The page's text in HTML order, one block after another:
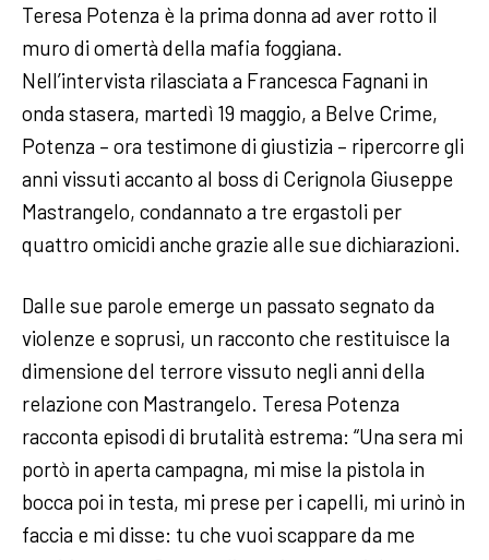
Teresa Potenza è la prima donna ad aver rotto il
muro di omertà della mafia foggiana.
Nell’intervista rilasciata a Francesca Fagnani in
onda stasera, martedì 19 maggio, a Belve Crime,
Potenza – ora testimone di giustizia – ripercorre gli
anni vissuti accanto al boss di Cerignola Giuseppe
Mastrangelo, condannato a tre ergastoli per
quattro omicidi anche grazie alle sue dichiarazioni.
Dalle sue parole emerge un passato segnato da
violenze e soprusi, un racconto che restituisce la
dimensione del terrore vissuto negli anni della
relazione con Mastrangelo. Teresa Potenza
racconta episodi di brutalità estrema: “Una sera mi
portò in aperta campagna, mi mise la pistola in
bocca poi in testa, mi prese per i capelli, mi urinò in
faccia e mi disse: tu che vuoi scappare da me